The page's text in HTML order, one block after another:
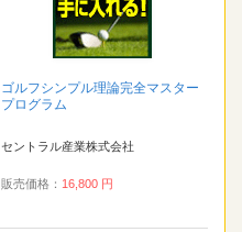
ゴルフシンプル理論完全マスター
プログラム
セントラル産業株式会社
販売価格： 16,800 円